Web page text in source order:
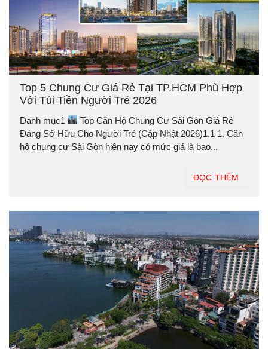
Top 5 Chung Cư Giá Rẻ Tại TP.HCM Phù Hợp
Với Túi Tiền Người Trẻ 2026
Danh mục1
Top Căn Hộ Chung Cư Sài Gòn Giá Rẻ
Đáng Sở Hữu Cho Người Trẻ (Cập Nhật 2026)1.1 1. Căn
hộ chung cư Sài Gòn hiện nay có mức giá là bao...
ĐỌC THÊM